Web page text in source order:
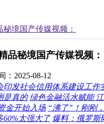
境国产传媒视频：
品秘境国产传媒视频：
：2025-08-12
印发社会信用体系建设工作
是真的 绿色金融活水赋能
金开始入场 “沸了”！刚刚
60%太强大了 爆料：俄罗斯